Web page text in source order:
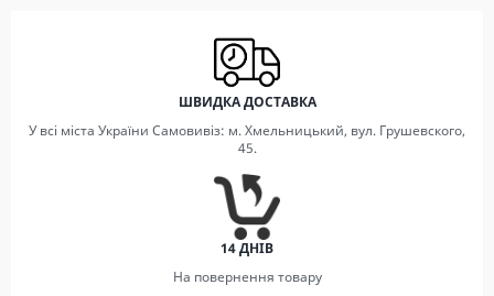
ШВИДКА ДОСТАВКА
У всі міста України Самовивіз: м. Хмельницький, вул. Грушевского,
45.
14 ДНІВ
На повернення товару